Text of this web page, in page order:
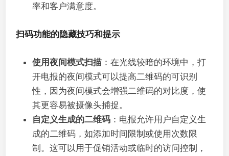
率和客户满意度。
扫码功能的隐藏技巧和提示
使用夜间模式扫描 ：在光线较暗的环境中，打
开电报的夜间模式可以提高二维码的可识别
性，因为夜间模式会增强二维码的对比度，使
其更容易被摄像头捕捉。
自定义生成的二维码 ：电报允许用户自定义生
成的二维码，如添加时间限制或使用次数限
制。这可以用于促销活动或临时的访问控制，